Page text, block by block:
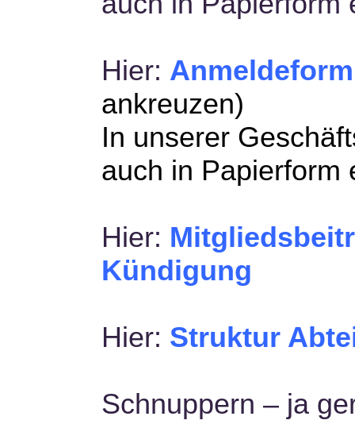
Hier:
ankreuzen)
In unserer
auch in Papierform
Hier:
Kündigung
Hier: Struktur
Schnuppern – ja